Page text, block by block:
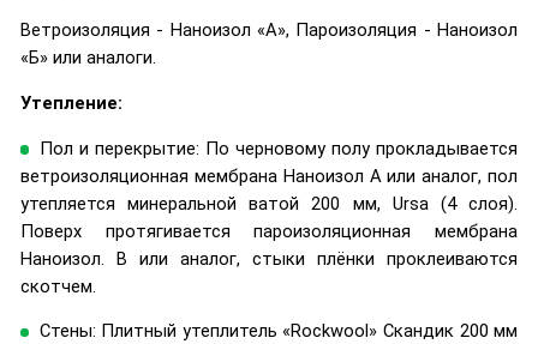
Ветроизоляция - Наноизол «А», Пароизоляция - Наноизол
«Б» или аналоги.
Утепление:
Пол и перекрытие: По черновому полу прокладывается
ветроизоляционная мембрана Наноизол А или аналог, пол
утепляется минеральной ватой 200 мм, Ursa (4 слоя).
Поверх протягивается пароизоляционная мембрана
Наноизол. В или аналог, стыки плёнки проклеиваются
скотчем.
Стены: Плитный утеплитель «Rockwool» Скандик 200 мм